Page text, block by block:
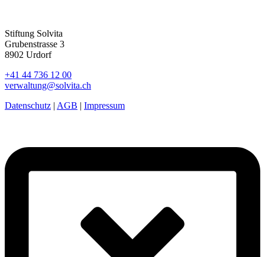
Stiftung Solvita
Grubenstrasse 3
8902 Urdorf
+41 44 736 12 00
verwaltung@solvita.ch
Datenschutz | AGB | Impressum